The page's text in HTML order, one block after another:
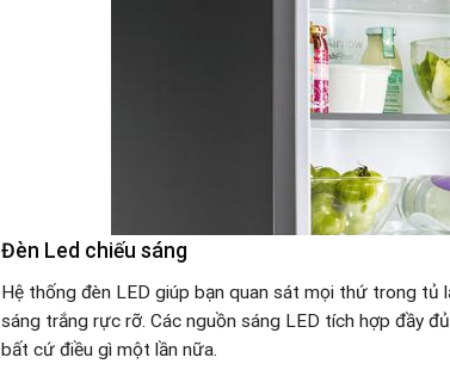
Đèn Led chiếu sáng
Hệ thống đèn LED giúp bạn quan sát mọi thứ trong tủ
sáng trắng rực rỡ. Các nguồn sáng LED tích hợp đầy
bất cứ điều gì một lần nữa.